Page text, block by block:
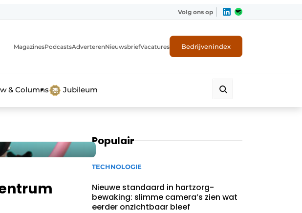
Volg ons op
MagazinesPodcastsAdverterenNieuwsbriefVacatures Bedrijvenindex
& Columns Jubileum
Populair
TECHNOLOGIE
Nieuwe standaard in hartzorg-
bewaking: slimme camera’s zien wat
eerder onzichtbaar bleef